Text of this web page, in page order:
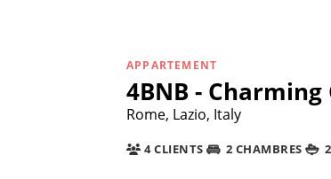
APPARTEMENT
4BNB -
Rome, Lazio, Italy
4 CLIENTS 2 CHAMBRES